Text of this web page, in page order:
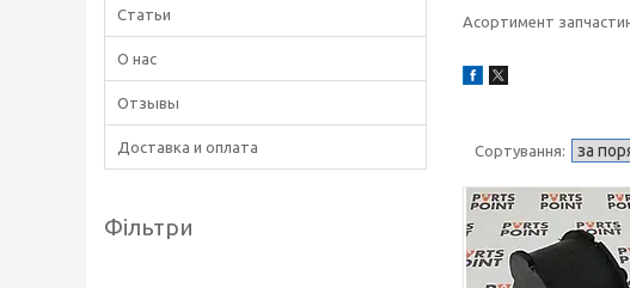
Асортимент запчастин
Статьи
О нас
Отзывы
Доставка и оплата
Фільтри